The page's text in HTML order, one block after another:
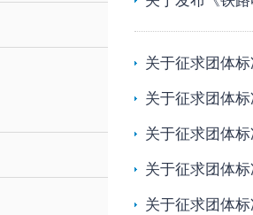
关于征求团体
关于征求团体
关于征求团体
关于征求团体
关于征求团体